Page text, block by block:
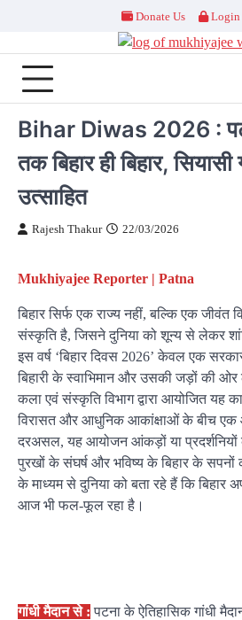
content
Donate Us Login
Bihar Diwas 2026 :
तक बिहार ही बिहार, सियासी
उत्साहित
Rajesh Thakur 22/03/2026
Mukhiyajee Reporter | Patna
बिहार सिर्फ एक राज्य नहीं, बल्कि एक जीवंत
संस्कृति है, जिसने दुनिया को शून्य से लेकर
इस वर्ष ‘बिहार दिवस 2026’ केवल एक
बिहारी के स्वाभिमान और उसकी जड़ों की
कला एवं संस्कृति विभाग द्वारा आयोजित यह
विरासत और आधुनिक आकांक्षाओं के बीच एक
दरअसल, यह आयोजन आंकड़ों या प्रदर्शनियों
पुरखों के संघर्ष और भविष्य के बिहार के
के माध्यम से दुनिया को बता रहे हैं कि बिहार
आज भी फल-फूल रहा है।
गांधी मैदान से : पटना के ऐतिहासिक गांधी